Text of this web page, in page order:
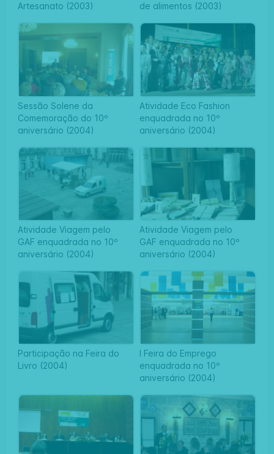
Artesanato (2003)
de alimentos (2003)
Sessão Solene da
Comemoração do 10º
aniversário (2004)
Atividade Eco Fashion
enquadrada no 10º
aniversário (2004)
Atividade Viagem pelo
GAF enquadrada no 10º
aniversário (2004)
Atividade Viagem pelo
GAF enquadrada no 10º
aniversário (2004)
Participação na Feira do
Livro (2004)
I Feira do Emprego
enquadrada no 10º
aniversário (2004)